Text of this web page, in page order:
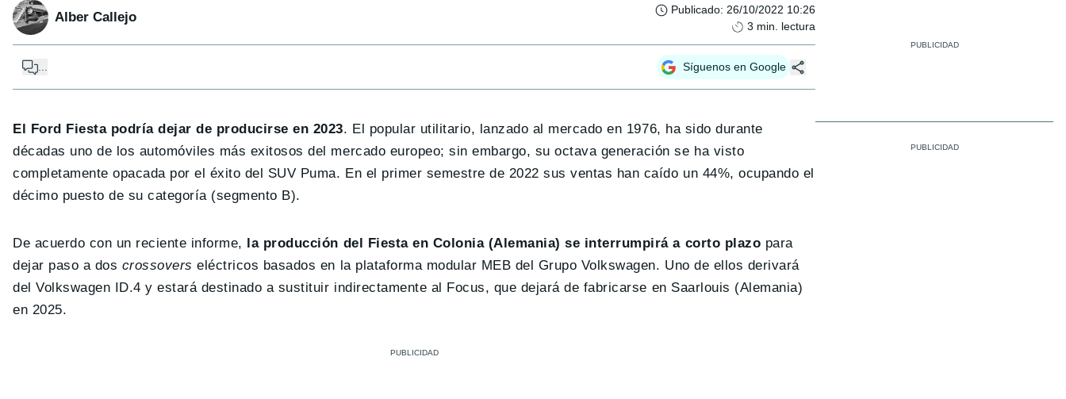
Alber Callejo Publicado: 26/10/2022 10:26
3 min. lectura
... Síguenos en Google
El Ford Fiesta podría dejar de producirse en 2023. El popular utilitario, lanzado al mercado en 1976, ha sido durante
décadas uno de los automóviles más exitosos del mercado europeo; sin embargo, su octava generación se ha visto
completamente opacada por el éxito del SUV Puma. En el primer semestre de 2022 sus ventas han caído un 44%, ocupando el
décimo puesto de su categoría (segmento B).
De acuerdo con un reciente informe, la producción del Fiesta en Colonia (Alemania) se interrumpirá a corto plazo para
dejar paso a dos crossovers eléctricos basados en la plataforma modular MEB del Grupo Volkswagen. Uno de ellos derivará
del Volkswagen ID.4 y estará destinado a sustituir indirectamente al Focus, que dejará de fabricarse en Saarlouis (Alemania)
en 2025.